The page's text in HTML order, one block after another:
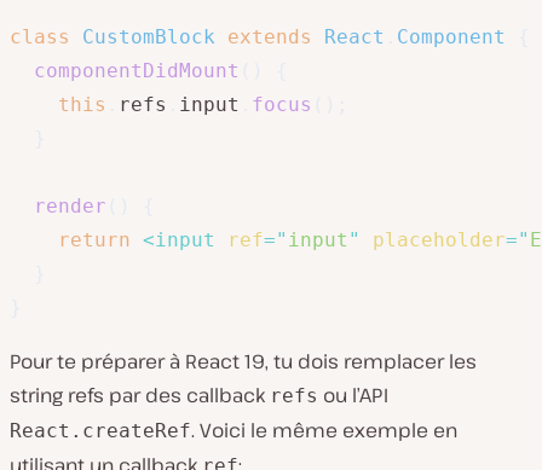
class CustomBlock extends React Component
componentDidMount
this
refs input focus
render
return <input ref=" input " placeholder="
Pour te préparer à React 19, tu dois remplacer les
string refs par des callback refs ou l’API
React.createRef. Voici le même exemple en